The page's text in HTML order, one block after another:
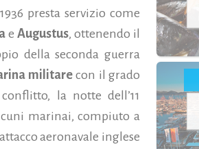
presta servizio come
e Augustus, ottenendo il
della seconda guerra
militare con il grado
la notte dell’11
marinai, compiuto a
aeronavale inglese